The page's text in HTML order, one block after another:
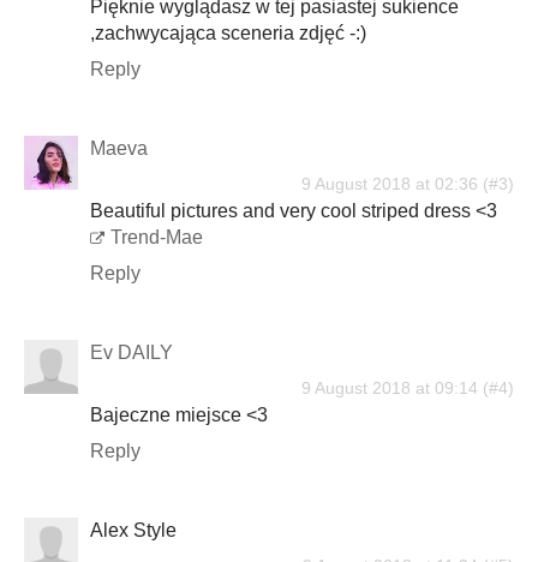
Pięknie wyglądasz w tej pasiastej sukience
,zachwycająca sceneria zdjęć -:)
Reply
Maeva
9 August 2018 at 02:36
Beautiful pictures and very cool striped dress <3
Trend-Mae
Reply
Ev DAILY
9 August 2018 at 09:14
Bajeczne miejsce <3
Reply
Alex Style